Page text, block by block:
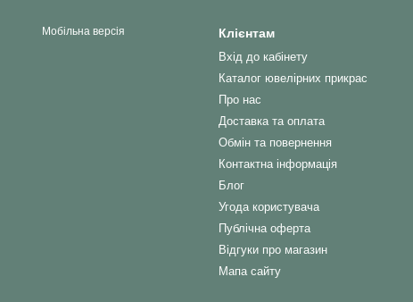
Мобільна версія Клієнтам
Вхід до кабінету
Каталог ювелірних прикрас
Про нас
Доставка та оплата
Обмін та повернення
Контактна інформація
Блог
Угода користувача
Публічна оферта
Відгуки про магазин
Мапа сайту